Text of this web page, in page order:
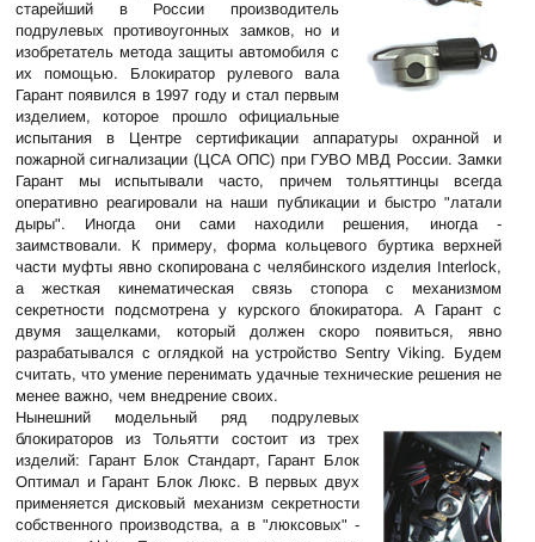
старейший в России производитель
подрулевых противоугонных замков, но и
изобретатель метода защиты автомобиля с
их помощью. Блокиратор рулевого вала
Гарант появился в 1997 году и стал первым
изделием, которое прошло официальные
испытания в Центре сертификации аппаратуры охранной и
пожарной сигнализации (ЦСА ОПС) при ГУВО МВД России. Замки
Гарант мы испытывали часто, причем тольяттинцы всегда
оперативно реагировали на наши публикации и быстро "латали
дыры". Иногда они сами находили решения, иногда -
заимствовали. К примеру, форма кольцевого буртика верхней
части муфты явно скопирована с челябинского изделия Interlock,
а жесткая кинематическая связь стопора с механизмом
секретности подсмотрена у курского блокиратора. А Гарант с
двумя защелками, который должен скоро появиться, явно
разрабатывался с оглядкой на устройство Sentry Viking. Будем
считать, что умение перенимать удачные технические решения не
менее важно, чем внедрение своих.
Нынешний модельный ряд подрулевых
блокираторов из Тольятти состоит из трех
изделий: Гарант Блок Стандарт, Гарант Блок
Оптимал и Гарант Блок Люкс. В первых двух
применяется дисковый механизм секретности
собственного производства, а в "люксовых" -